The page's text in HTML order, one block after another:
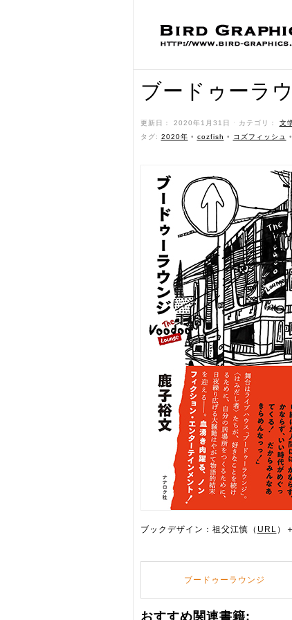
ブードゥーラ
更新日： 2020年1月31日 ˑ カテゴリ： 文
タグ: 2020年 • cozfish • コズフィッシュ •
ブックデザイン：祖父江慎（ URL ）
ブードゥーラウンジ
おすすめ関連書籍: